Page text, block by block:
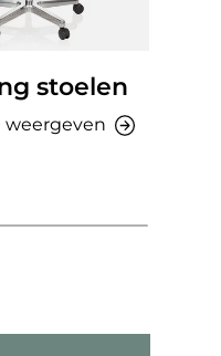
stoelen
weergeven